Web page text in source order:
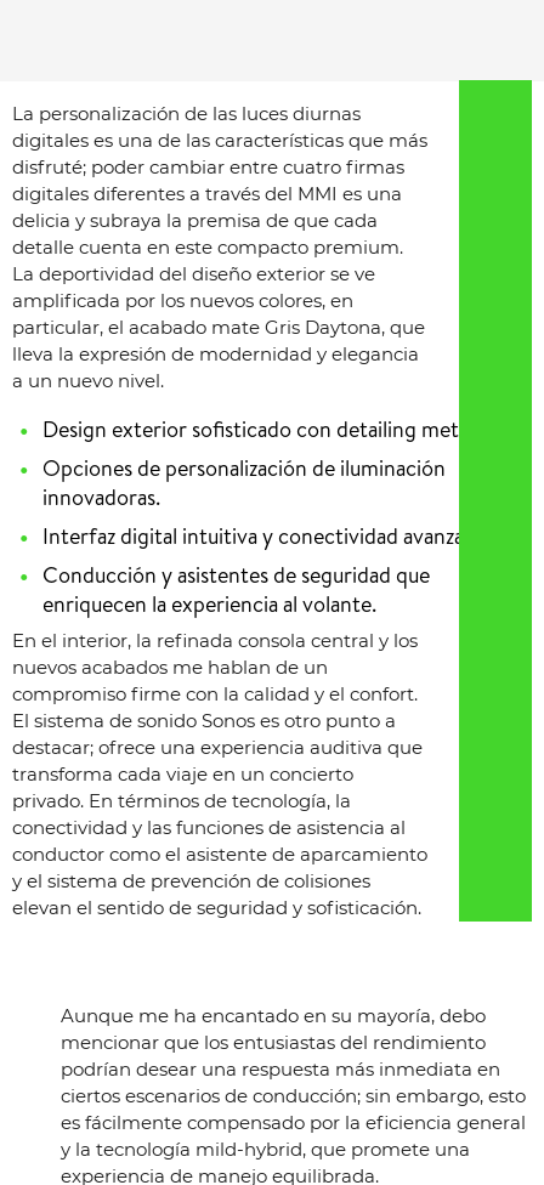
La personalización de las luces diurnas
digitales es una de las características que más
disfruté; poder cambiar entre cuatro firmas
digitales diferentes a través del MMI es una
delicia y subraya la premisa de que cada
detalle cuenta en este compacto premium.
La deportividad del diseño exterior se ve
amplificada por los nuevos colores, en
particular, el acabado mate Gris Daytona, que
lleva la expresión de modernidad y elegancia
a un nuevo nivel.
Design exterior sofisticado con detailing meticuloso.
Opciones de personalización de iluminación
innovadoras.
Interfaz digital intuitiva y conectividad avanzada.
Conducción y asistentes de seguridad que
enriquecen la experiencia al volante.
En el interior, la refinada consola central y los
nuevos acabados me hablan de un
compromiso firme con la calidad y el confort.
El sistema de sonido Sonos es otro punto a
destacar; ofrece una experiencia auditiva que
transforma cada viaje en un concierto
privado. En términos de tecnología, la
conectividad y las funciones de asistencia al
conductor como el asistente de aparcamiento
y el sistema de prevención de colisiones
elevan el sentido de seguridad y sofisticación.
Aunque me ha encantado en su mayoría, debo
mencionar que los entusiastas del rendimiento
podrían desear una respuesta más inmediata en
ciertos escenarios de conducción; sin embargo, esto
es fácilmente compensado por la eficiencia general
y la tecnología mild-hybrid, que promete una
experiencia de manejo equilibrada.